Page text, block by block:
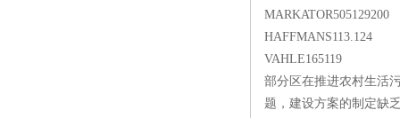
MARKATOR505129200
HAFFMANS113.124
VAHLE165119
部分区在推进农村生活
题，建设方案的制定缺